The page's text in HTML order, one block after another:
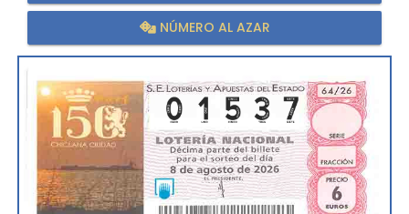
NÚMERO AL AZAR